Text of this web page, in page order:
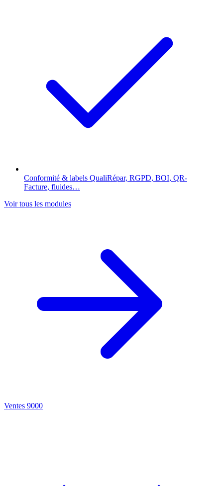
Conformité & labels QualiRépar, RGPD, BOI, QR-
Facture, fluides…
Voir tous les modules
Ventes 9000